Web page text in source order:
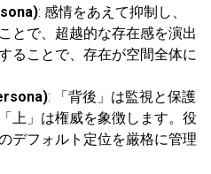
: 感情をあえて抑制し、
とで、超越的な存在感を演出
ることで、存在が空間全体に
: 「背後」は監視と保護
上」は権威を象徴します。役
デフォルト定位を厳格に管理